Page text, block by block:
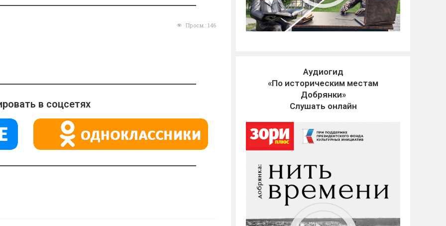
Просм.: 146
в соцсетях
Аудиогид
«По историческим местам
Добрянки»
Слушать онлайн